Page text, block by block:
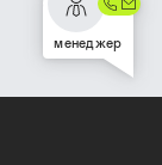
менеджер